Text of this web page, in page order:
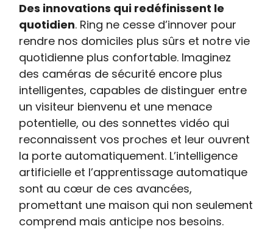
Des innovations qui redéfinissent le
quotidien. Ring ne cesse d’innover pour
rendre nos domiciles plus sûrs et notre vie
quotidienne plus confortable. Imaginez
des caméras de sécurité encore plus
intelligentes, capables de distinguer entre
un visiteur bienvenu et une menace
potentielle, ou des sonnettes vidéo qui
reconnaissent vos proches et leur ouvrent
la porte automatiquement. L’intelligence
artificielle et l’apprentissage automatique
sont au cœur de ces avancées,
promettant une maison qui non seulement
comprend mais anticipe nos besoins.